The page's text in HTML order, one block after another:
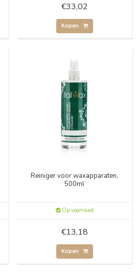
€33,02
Kopen
Reiniger voor waxapparaten,
500ml
Op voorraad
€13,18
Kopen